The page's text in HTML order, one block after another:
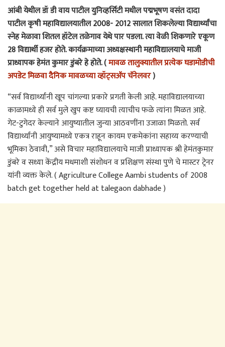
आंबी येथील डॉ डी वाय पाटील युनिव्हर्सिटी मधील पद्मभूषण वसंत दादा
पाटील कृषी महाविद्यालयातील 2008- 2012 सालात शिकलेल्या विद्यार्थ्यांचा
स्नेह मेळावा शितल हॉटेल तळेगाव येथे पार पडला. त्या वेळी शिकणारे एकूण
28 विद्यार्थी हजर होते. कार्यक्रमाच्या अध्यक्षस्थानी महाविद्यालयाचे माजी
प्राध्यापक हेमंत कुमार डुंबरे हे होते. (मावळ तालुक्यातील प्रत्येक घडामोडीची
अपडेट मिळवा दैनिक मावळच्या व्हॉट्सअ‍ॅप चॅनेलवर)
“सर्व विद्यार्थ्यांनी खूप चांगल्या प्रकारे प्रगती केली आहे. महाविद्यालयाच्या
काळामध्ये ही सर्व मुले खुप कष्ट घ्यायची त्याचीच फळे त्यांना मिळत आहे.
गेट-टुगेदर केल्याने आयुष्यातील जुन्या आठवणींना उजाळा मिळतो. सर्व
विद्यार्थ्यांनी आयुष्यामध्ये एकत्र राहून कायम एकमेकांना सहाय्य करण्याची
भूमिका ठेवावी,” असे विचार महाविद्यालयाचे माजी प्राध्यापक श्री हेमंतकुमार
डुंबरे व सध्या केंद्रीय मधमाशी संशोधन व प्रशिक्षण संस्था पुणे चे मास्टर ट्रेनर
यांनी व्यक्त केले. ( Agriculture College Aambi students of 2008
batch get together held at talegaon dabhade )